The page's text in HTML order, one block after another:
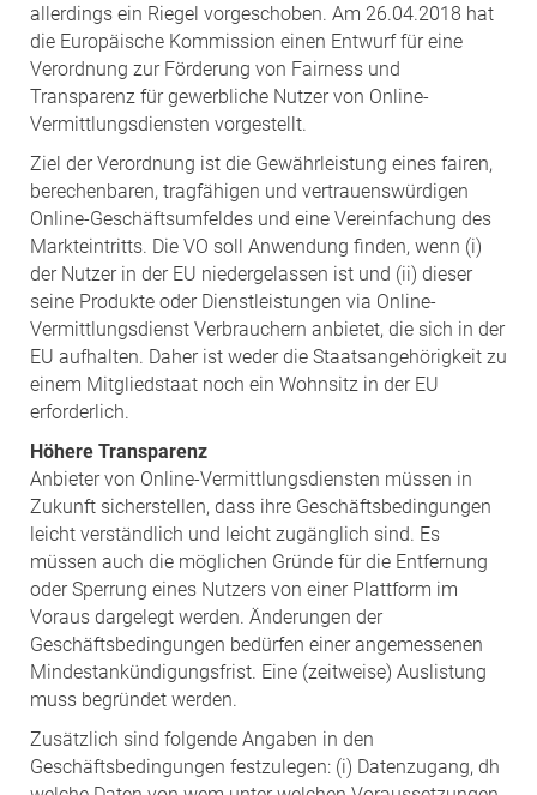
allerdings ein Riegel vorgeschoben. Am 26.04.2018 hat
die Europäische Kommission einen Entwurf für eine
Verordnung zur Förderung von Fairness und
Transparenz für gewerbliche Nutzer von Online-
Vermittlungsdiensten vorgestellt.
Ziel der Verordnung ist die Gewährleistung eines fairen,
berechenbaren, tragfähigen und vertrauenswürdigen
Online-Geschäftsumfeldes und eine Vereinfachung des
Markteintritts. Die VO soll Anwendung finden, wenn (i)
der Nutzer in der EU niedergelassen ist und (ii) dieser
seine Produkte oder Dienstleistungen via Online-
Vermittlungsdienst Verbrauchern anbietet, die sich in der
EU aufhalten. Daher ist weder die Staatsangehörigkeit zu
einem Mitgliedstaat noch ein Wohnsitz in der EU
erforderlich.
Höhere Transparenz
Anbieter von Online-Vermittlungsdiensten müssen in
Zukunft sicherstellen, dass ihre Geschäftsbedingungen
leicht verständlich und leicht zugänglich sind. Es
müssen auch die möglichen Gründe für die Entfernung
oder Sperrung eines Nutzers von einer Plattform im
Voraus dargelegt werden. Änderungen der
Geschäftsbedingungen bedürfen einer angemessenen
Mindestankündigungsfrist. Eine (zeitweise) Auslistung
muss begründet werden.
Zusätzlich sind folgende Angaben in den
Geschäftsbedingungen festzulegen: (i) Datenzugang, dh